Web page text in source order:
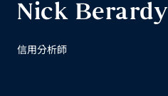
Nick Berardy
信用分析師